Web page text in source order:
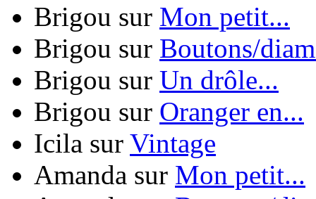
Brigou sur Mon petit...
Brigou sur Boutons/
Brigou sur Un drôle...
Brigou sur Oranger en...
Icila sur Vintage
Amanda sur Mon petit...